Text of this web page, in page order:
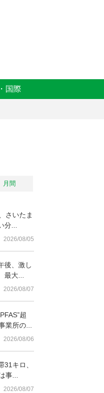
国際
月間
さいたま
...
2026/08/05
後、激し
大...
2026/08/07
超
所の...
2026/08/06
31キロ、
事...
2026/08/07